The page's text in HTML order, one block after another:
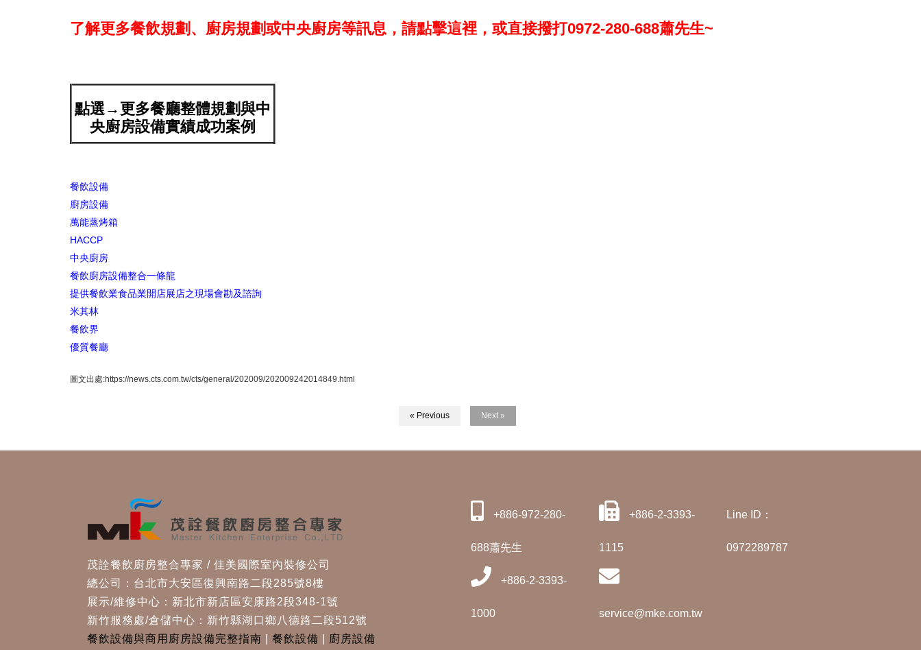
了解更多餐飲規劃、廚房規劃或中央廚房等訊息，請點擊這裡，或直接撥打0972-280-688蕭先生~
點選→更多餐廳整體規劃與中
央廚房設備實績成功案例
餐飲設備
廚房設備
萬能蒸烤箱
HACCP
中央廚房
餐飲廚房設備整合一條龍
提供餐飲業食品業開店展店之現場會勘及諮詢
米其林
餐飲界
優質餐廳
圖文出處:https://news.cts.com.tw/cts/general/202009/202009242014849.html
« Previous Next »
茂詮餐飲廚房整合專家 / 佳美國際室內裝修公司
總公司：台北市大安區復興南路二段285號8樓
展示/維修中心：新北市新店區安康路2段348-1號
新竹服務處/倉儲中心：新竹縣湖口鄉八德路二段512號
餐飲設備與商用廚房設備完整指南
餐飲設備 廚房設備
+886-972-280-
688蕭先生
+886-2-3393-
1000
+886-2-3393-
1115
service@mke.com.tw
Line ID：
0972289787